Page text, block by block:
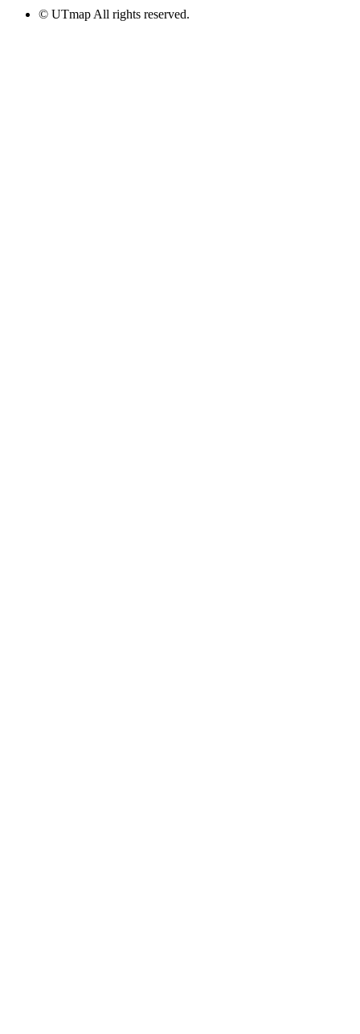
© UTmap All rights reserved.